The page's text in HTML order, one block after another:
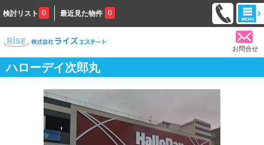
検討リスト 0 最近見た物件 0
お問合せ
ハローデイ次郎丸